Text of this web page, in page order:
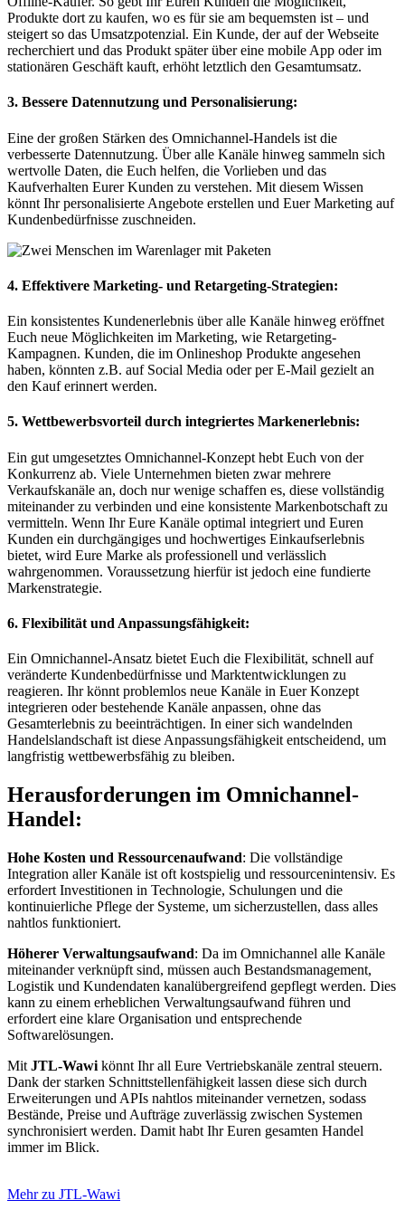
Produkte dort zu kaufen, wo es für sie am bequemsten ist – und
steigert so das Umsatzpotenzial. Ein Kunde, der auf der Webseite
recherchiert und das Produkt später über eine mobile App oder im
stationären Geschäft kauft, erhöht letztlich den Gesamtumsatz.
3. Bessere Datennutzung und Personalisierung:
Eine der großen Stärken des Omnichannel-Handels ist die
verbesserte Datennutzung. Über alle Kanäle hinweg sammeln sich
wertvolle Daten, die Euch helfen, die Vorlieben und das
Kaufverhalten Eurer Kunden zu verstehen. Mit diesem Wissen
könnt Ihr personalisierte Angebote erstellen und Euer Marketing auf
Kundenbedürfnisse zuschneiden.
4. Effektivere Marketing- und Retargeting-Strategien:
Ein konsistentes Kundenerlebnis über alle Kanäle hinweg eröffnet
Euch neue Möglichkeiten im Marketing, wie Retargeting-
Kampagnen. Kunden, die im Onlineshop Produkte angesehen
haben, könnten z.B. auf Social Media oder per E-Mail gezielt an
den Kauf erinnert werden.
5. Wettbewerbsvorteil durch integriertes Markenerlebnis:
Ein gut umgesetztes Omnichannel-Konzept hebt Euch von der
Konkurrenz ab. Viele Unternehmen bieten zwar mehrere
Verkaufskanäle an, doch nur wenige schaffen es, diese vollständig
miteinander zu verbinden und eine konsistente Markenbotschaft zu
vermitteln. Wenn Ihr Eure Kanäle optimal integriert und Euren
Kunden ein durchgängiges und hochwertiges Einkaufserlebnis
bietet, wird Eure Marke als professionell und verlässlich
wahrgenommen. Voraussetzung hierfür ist jedoch eine fundierte
Markenstrategie.
6. Flexibilität und Anpassungsfähigkeit:
Ein Omnichannel-Ansatz bietet Euch die Flexibilität, schnell auf
veränderte Kundenbedürfnisse und Marktentwicklungen zu
reagieren. Ihr könnt problemlos neue Kanäle in Euer Konzept
integrieren oder bestehende Kanäle anpassen, ohne das
Gesamterlebnis zu beeinträchtigen. In einer sich wandelnden
Handelslandschaft ist diese Anpassungsfähigkeit entscheidend, um
langfristig wettbewerbsfähig zu bleiben.
Herausforderungen im Omnichannel-
Handel:
Hohe Kosten und Ressourcenaufwand: Die vollständige
Integration aller Kanäle ist oft kostspielig und ressourcenintensiv. Es
erfordert Investitionen in Technologie, Schulungen und die
kontinuierliche Pflege der Systeme, um sicherzustellen, dass alles
nahtlos funktioniert.
Höherer Verwaltungsaufwand: Da im Omnichannel alle Kanäle
miteinander verknüpft sind, müssen auch Bestandsmanagement,
Logistik und Kundendaten kanalübergreifend gepflegt werden. Dies
kann zu einem erheblichen Verwaltungsaufwand führen und
erfordert eine klare Organisation und entsprechende
Softwarelösungen.
Mit JTL-Wawi könnt Ihr all Eure Vertriebskanäle zentral steuern.
Dank der starken Schnittstellenfähigkeit lassen diese sich durch
Erweiterungen und APIs nahtlos miteinander vernetzen, sodass
Bestände, Preise und Aufträge zuverlässig zwischen Systemen
synchronisiert werden. Damit habt Ihr Euren gesamten Handel
immer im Blick.
Mehr zu JTL-Wawi